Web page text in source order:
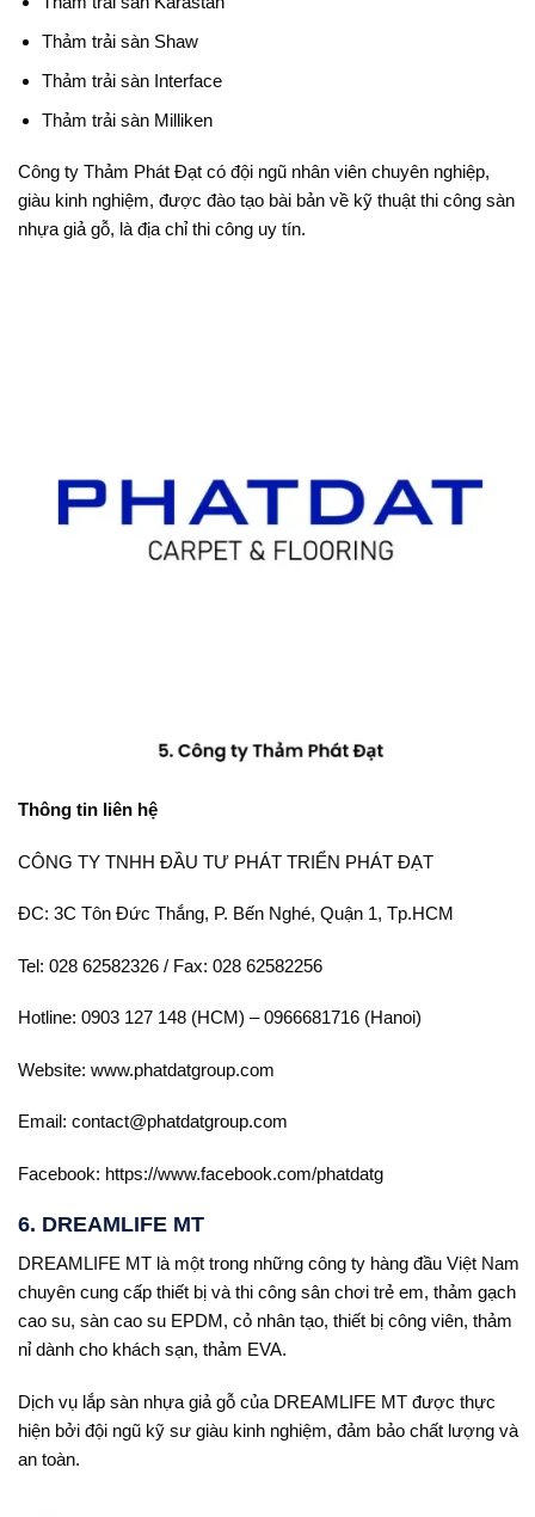
Thảm trải sàn Shaw
Thảm trải sàn Interface
Thảm trải sàn Milliken
Công ty Thảm Phát Đạt có đội ngũ nhân viên chuyên nghiệp,
giàu kinh nghiệm, được đào tạo bài bản về kỹ thuật thi công sàn
nhựa giả gỗ, là địa chỉ thi công uy tín.
Thông tin liên hệ
CÔNG TY TNHH ĐẦU TƯ PHÁT TRIỂN PHÁT ĐẠT
ĐC: 3C Tôn Đức Thắng, P. Bến Nghé, Quận 1, Tp.HCM
Tel: 028 62582326 / Fax: 028 62582256
Hotline: 0903 127 148 (HCM) – 0966681716 (Hanoi)
Website: www.phatdatgroup.com
Email: contact@phatdatgroup.com
Facebook: https://www.facebook.com/phatdatg
6. DREAMLIFE MT
DREAMLIFE MT là một trong những công ty hàng đầu Việt Nam
chuyên cung cấp thiết bị và thi công sân chơi trẻ em, thảm gạch
cao su, sàn cao su EPDM, cỏ nhân tạo, thiết bị công viên, thảm
nỉ dành cho khách sạn, thảm EVA.
Dịch vụ lắp sàn nhựa giả gỗ của DREAMLIFE MT được thực
hiện bởi đội ngũ kỹ sư giàu kinh nghiệm, đảm bảo chất lượng và
an toàn.